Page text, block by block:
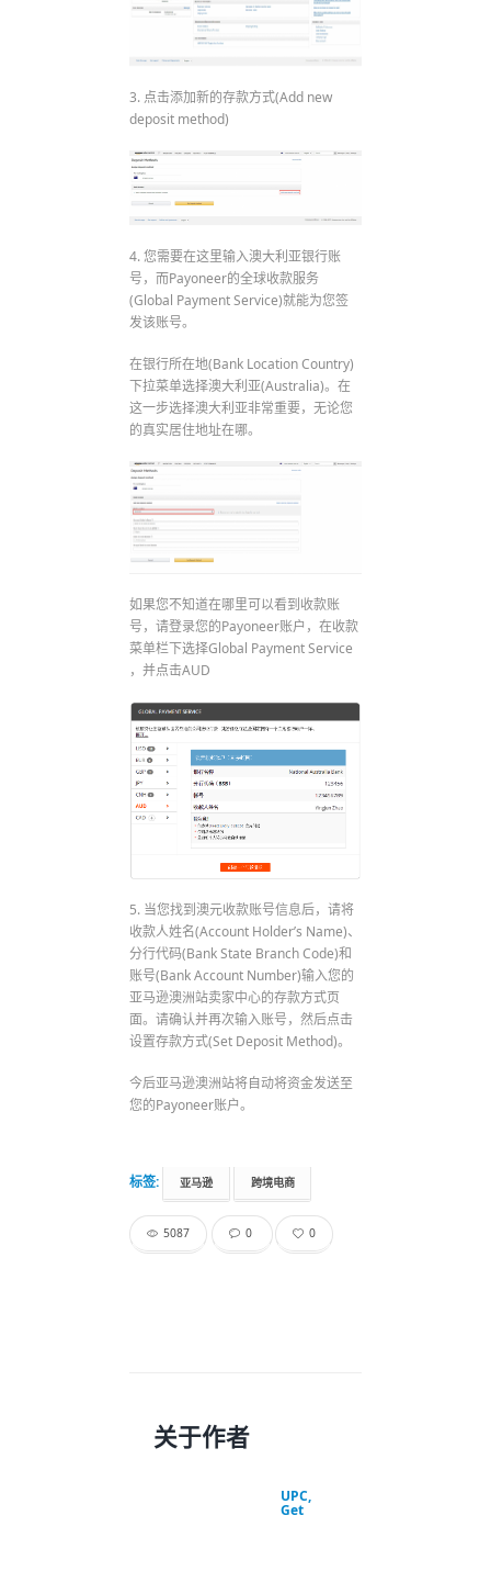
3. 点击添加新的存款方式(Add new
deposit method)
4. 您需要在这里输入澳大利亚银行账
号，而Payoneer的全球收款服务
(Global Payment Service)就能为您签
发该账号。
在银行所在地(Bank Location Country)
下拉菜单选择澳大利亚(Australia)。在
这一步选择澳大利亚非常重要，无论您
的真实居住地址在哪。
如果您不知道在哪里可以看到收款账
号，请登录您的Payoneer账户，在收款
菜单栏下选择Global Payment Service
，并点击AUD
5. 当您找到澳元收款账号信息后，请将
收款人姓名(Account Holder’s Name)、
分行代码(Bank State Branch Code)和
账号(Bank Account Number)输入您的
亚马逊澳洲站卖家中心的存款方式页
面。请确认并再次输入账号，然后点击
设置存款方式(Set Deposit Method)。
今后亚马逊澳洲站将自动将资金发送至
您的Payoneer账户。
标签: 亚马逊 跨境电商
5087 0 0
关于作者
UPC,
Get